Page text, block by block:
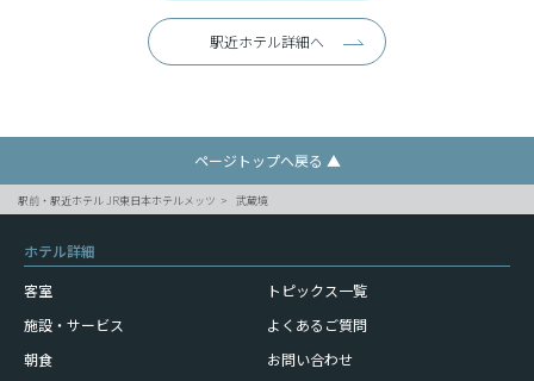
駅近ホテル詳細へ
ページトップへ戻る ▲
駅前・駅近ホテル JR東日本ホテルメッツ 武蔵境
ホテル詳細
客室
施設・サービス
朝食
トピックス一覧
よくあるご質問
お問い合わせ